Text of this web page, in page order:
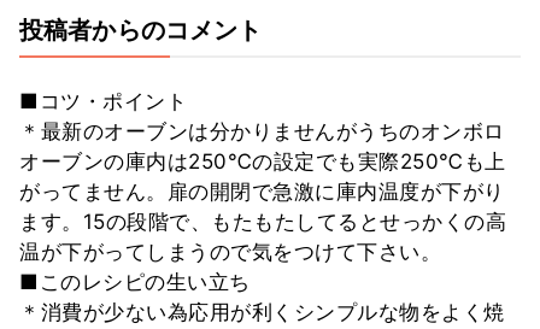
投稿者からのコメント
■コツ・ポイント
＊最新のオーブンは分かりませんがうちのオンボロ
オーブンの庫内は250℃の設定でも実際250℃も上
がってません。扉の開閉で急激に庫内温度が下がり
ます。15の段階で、もたもたしてるとせっかくの高
温が下がってしまうので気をつけて下さい。
■このレシピの生い立ち
＊消費が少ない為応用が利くシンプルな物をよく焼